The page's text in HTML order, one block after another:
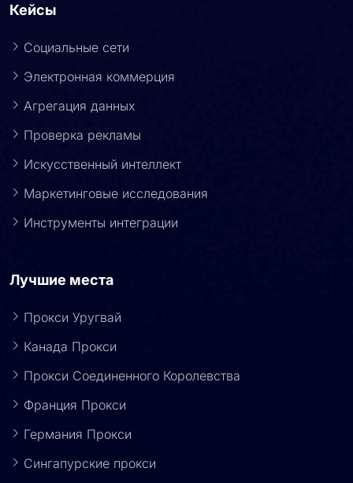
Кейсы
Социальные сети
Электронная коммерция
Агрегация данных
Проверка рекламы
Искусственный интеллект
Маркетинговые исследования
Инструменты интеграции
Лучшие места
Прокси Уругвай
Канада Прокси
Прокси Соединенного Королевства
Франция Прокси
Германия Прокси
Сингапурские прокси